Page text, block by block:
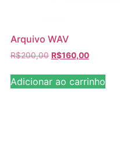
Arquivo WAV
R$200,00 R$160,00
Adicionar ao carrinho